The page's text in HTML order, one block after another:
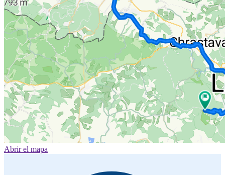
Abrir el mapa